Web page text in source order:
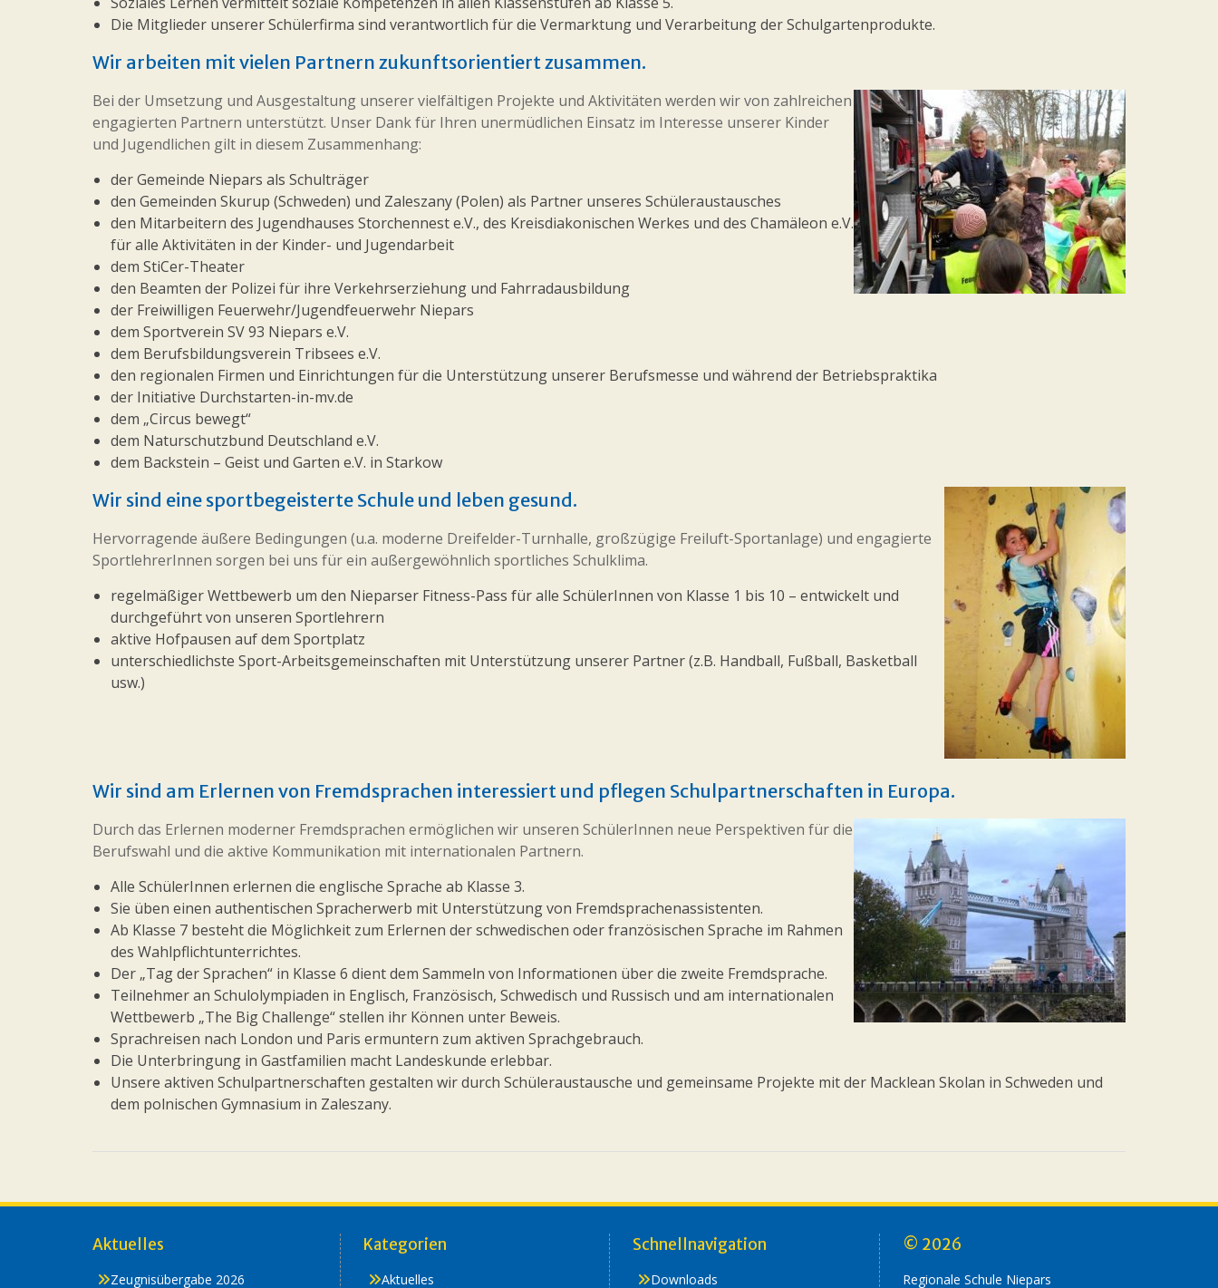
Die Mitglieder unserer Schülerfirma sind verantwortlich für die Vermarktung und Verarbeitung der Schulgartenprodukte.
Wir arbeiten mit vielen Partnern zukunftsorientiert zusammen.
Bei der Umsetzung und Ausgestaltung unserer vielfältigen Projekte und Aktivitäten werden wir von zahlreichen
engagierten Partnern unterstützt. Unser Dank für Ihren unermüdlichen Einsatz im Interesse unserer Kinder
und Jugendlichen gilt in diesem Zusammenhang:
der Gemeinde Niepars als Schulträger
den Gemeinden Skurup (Schweden) und Zaleszany (Polen) als Partner unseres Schüleraustausches
den Mitarbeitern des Jugendhauses Storchennest e.V., des Kreisdiakonischen Werkes und des Chamäleon e.V.
für alle Aktivitäten in der Kinder- und Jugendarbeit
dem StiCer-Theater
den Beamten der Polizei für ihre Verkehrserziehung und Fahrradausbildung
der Freiwilligen Feuerwehr/Jugendfeuerwehr Niepars
dem Sportverein SV 93 Niepars e.V.
dem Berufsbildungsverein Tribsees e.V.
den regionalen Firmen und Einrichtungen für die Unterstützung unserer Berufsmesse und während der Betriebspraktika
der Initiative Durchstarten-in-mv.de
dem „Circus bewegt“
dem Naturschutzbund Deutschland e.V.
dem Backstein – Geist und Garten e.V. in Starkow
Wir sind eine sportbegeisterte Schule und leben gesund.
Hervorragende äußere Bedingungen (u.a. moderne Dreifelder-Turnhalle, großzügige Freiluft-Sportanlage) und engagierte
SportlehrerInnen sorgen bei uns für ein außergewöhnlich sportliches Schulklima.
regelmäßiger Wettbewerb um den Nieparser Fitness-Pass für alle SchülerInnen von Klasse 1 bis 10 – entwickelt und
durchgeführt von unseren Sportlehrern
aktive Hofpausen auf dem Sportplatz
unterschiedlichste Sport-Arbeitsgemeinschaften mit Unterstützung unserer Partner (z.B. Handball, Fußball, Basketball
usw.)
Wir sind am Erlernen von Fremdsprachen interessiert und pflegen Schulpartnerschaften in Europa.
Durch das Erlernen moderner Fremdsprachen ermöglichen wir unseren SchülerInnen neue Perspektiven für die
Berufswahl und die aktive Kommunikation mit internationalen Partnern.
Alle SchülerInnen erlernen die englische Sprache ab Klasse 3.
Sie üben einen authentischen Spracherwerb mit Unterstützung von Fremdsprachenassistenten.
Ab Klasse 7 besteht die Möglichkeit zum Erlernen der schwedischen oder französischen Sprache im Rahmen
des Wahlpflichtunterrichtes.
Der „Tag der Sprachen“ in Klasse 6 dient dem Sammeln von Informationen über die zweite Fremdsprache.
Teilnehmer an Schulolympiaden in Englisch, Französisch, Schwedisch und Russisch und am internationalen
Wettbewerb „The Big Challenge“ stellen ihr Können unter Beweis.
Sprachreisen nach London und Paris ermuntern zum aktiven Sprachgebrauch.
Die Unterbringung in Gastfamilien macht Landeskunde erlebbar.
Unsere aktiven Schulpartnerschaften gestalten wir durch Schüleraustausche und gemeinsame Projekte mit der Macklean Skolan in Schweden und
dem polnischen Gymnasium in Zaleszany.
Aktuelles
Zeugnisübergabe 2026
Kategorien
Aktuelles
Schnellnavigation
Downloads
© 2026
Regionale Schule Niepars